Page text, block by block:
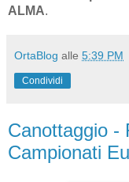
ALMA.
OrtaBlog alle 5:39 PM
Condividi
Canottaggio -
Campionati